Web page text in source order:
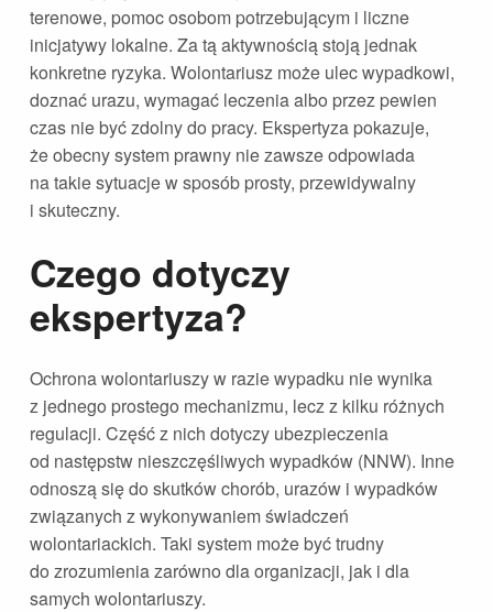
terenowe, pomoc osobom potrzebującym i liczne
inicjatywy lokalne. Za tą aktywnością stoją jednak
konkretne ryzyka. Wolontariusz może ulec wypadkowi,
doznać urazu, wymagać leczenia albo przez pewien
czas nie być zdolny do pracy. Ekspertyza pokazuje,
że obecny system prawny nie zawsze odpowiada
na takie sytuacje w sposób prosty, przewidywalny
i skuteczny.
Czego dotyczy
ekspertyza?
Ochrona wolontariuszy w razie wypadku nie wynika
z jednego prostego mechanizmu, lecz z kilku różnych
regulacji. Część z nich dotyczy ubezpieczenia
od następstw nieszczęśliwych wypadków (NNW). Inne
odnoszą się do skutków chorób, urazów i wypadków
związanych z wykonywaniem świadczeń
wolontariackich. Taki system może być trudny
do zrozumienia zarówno dla organizacji, jak i dla
samych wolontariuszy.